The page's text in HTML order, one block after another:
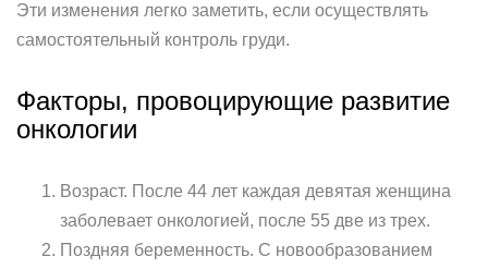
Эти изменения легко заметить, если осуществлять
самостоятельный контроль груди.
Факторы, провоцирующие развитие
онкологии
Возраст. После 44 лет каждая девятая женщина
заболевает онкологией, после 55 две из трех.
Поздняя беременность. С новообразованием